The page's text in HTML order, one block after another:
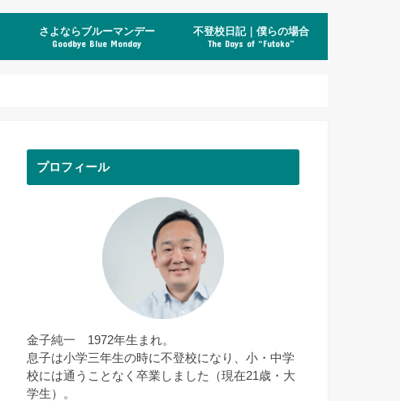
さよならブルーマンデー
Goodbye Blue Monday
不登校日記｜僕らの場合
The Days of “Futoko”
プロフィール
金子純一 1972年生まれ。
息子は小学三年生の時に不登校になり、小・中学
校には通うことなく卒業しました（現在21歳・大
学生）。